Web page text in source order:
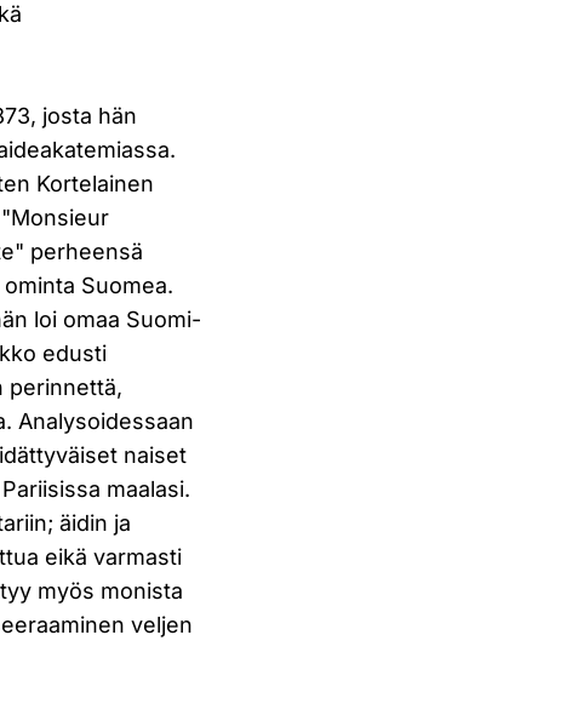
josta hän
Kortelainen
perheensä
Suomea.
loi omaa Suomi-
edusti
perinnettä,
Analysoidessaan
naiset
maalasi.
äidin ja
eikä varmasti
myös monista
veljen